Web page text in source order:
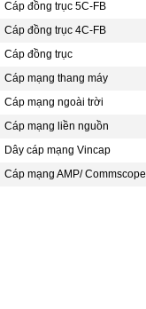
Cáp đồng trục 5C-FB
Cáp đồng trục 4C-FB
Cáp đồng trục
Cáp mạng thang máy
Cáp mạng ngoài trời
Cáp mạng liền nguồn
Dây cáp mạng Vincap
Cáp mạng AMP/ Commscope